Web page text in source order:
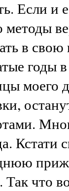
Если и
методы
в свою
годы
моего
Кстати
Так что